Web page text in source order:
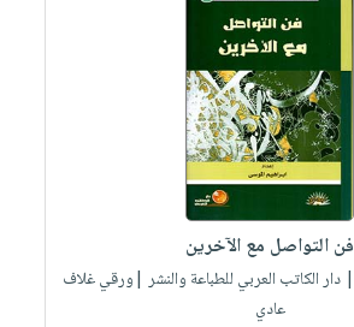
فن التواصل مع الآخرين
| دار الكاتب العربي للطباعة والنشر |ورقي غلاف
عادي